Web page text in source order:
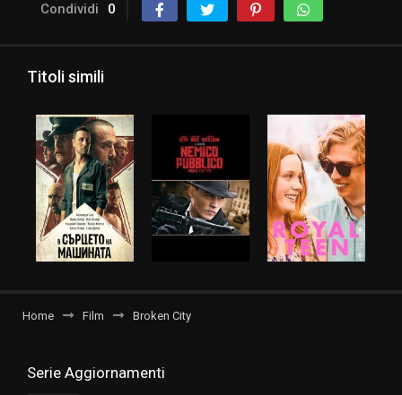
Condividi 0
Titoli simili
Home Film Broken City
Serie Aggiornamenti